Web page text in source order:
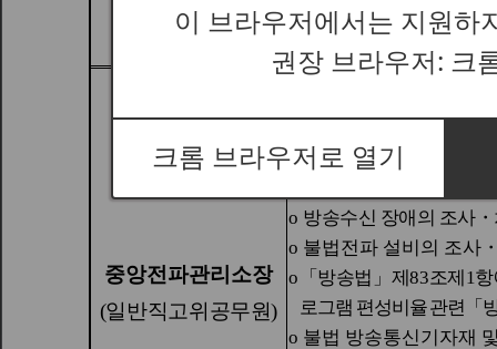
이 브라우저에서는 지원하
권장 브라우저: 크
크롬 브라우저로 열기